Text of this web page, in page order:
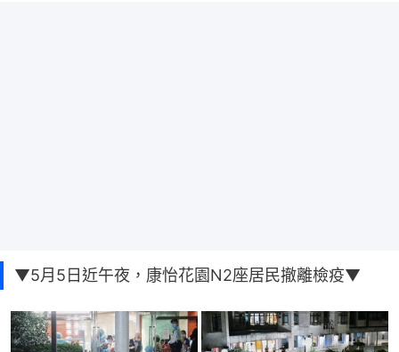
▼5月5日近午夜，康怡花園N2座居民撤離檢疫▼